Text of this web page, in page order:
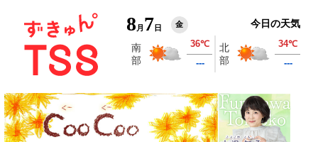
8 月 7 日 金 今日の天気